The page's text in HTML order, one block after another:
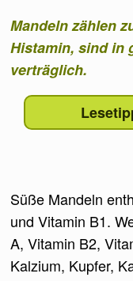
Mandeln zählen
Histamin, sind in
verträglich.
Süße Mandeln
und Vitamin B1.
A, Vitamin B2,
Kalzium, Kupfer,